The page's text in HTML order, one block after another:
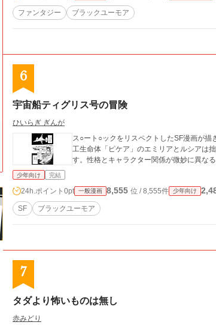
ファンタジー ブラックユーモア
6
宇宙船ティグリス号の冒険
ひいらぎ ぎんが
ス○ート○ックをリスペクトしたSF漫画が
工生命体「ピケア」のエミリアとルシアは
す。性格とキャラクター関係が微妙に異な
少年向け 完結
24h.ポイント 0pt 一般漫画 8,555 位 / 8,555件 少年向け
SF ブラックユーモア
7
タダより怖いものは無し
赤みどり